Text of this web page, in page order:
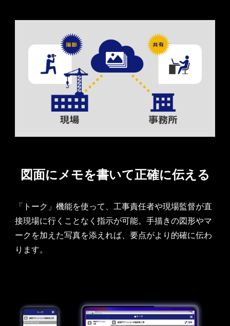
図面にメモを書いて正確に伝える
「トーク」機能を使って、工事責任者や現場監督が直
接現場に行くことなく指示が可能。手描きの図形やマ
ークを加えた写真を添えれば、要点がより的確に伝わ
ります。